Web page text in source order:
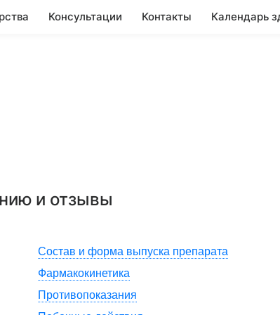
Консультации Контакты Календарь
и отзывы
Состав и форма выпуска препарата
Фармакокинетика
Противопоказания